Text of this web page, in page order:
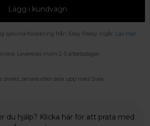
Lägg i kundvagn
självriskförsäkring från Easy Peasy ingår. Läs mer
Levereras inom 2-5 arbetsdagar.
direkt, senare eller dela upp med Svea.
du hjälp? Klicka här för att prata med